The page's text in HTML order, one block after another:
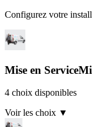
Configurez votre
Mise en
4 choix disponibles
Voir les choix ▼